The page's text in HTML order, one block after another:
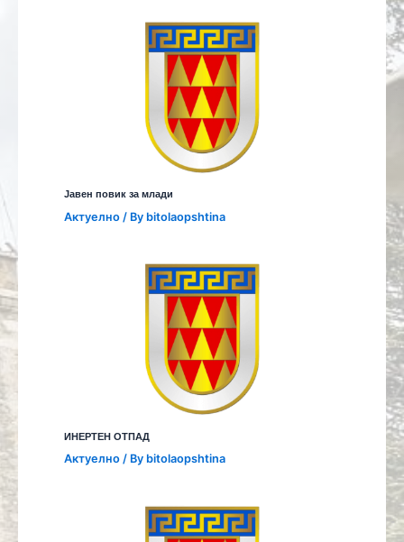
Јавен повик за млади
Aктуелно / By bitolaopshtina
ИНЕРТЕН ОТПАД
Aктуелно / By bitolaopshtina